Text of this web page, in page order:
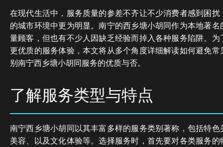
在现代生活中，服务质量的参差不齐让不少消费者感到困
的城市环境中更为明显。南宁的西乡塘小胡同作为本地著
量顾客，但也有不少人因缺乏经验而掉入各种服务陷阱。
更优质的服务体验，本文将从多个角度详细解读如何避免
别南宁西乡塘小胡同服务的优质与否。
了解服务类型与特点
南宁西乡塘小胡同以其丰富多样的服务类别著称，包括特
美容、以及文化体验等。选择服务时，首先要对各类服务